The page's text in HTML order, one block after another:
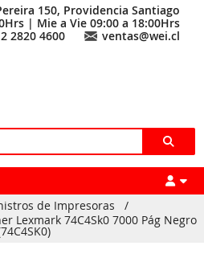
150, Providencia Santiago
| Mie a Vie 09:00 a 18:00Hrs
2820 4600
ventas@wei.cl
de Impresoras
/
Lexmark 74C4Sk0 7000 Pág Negro